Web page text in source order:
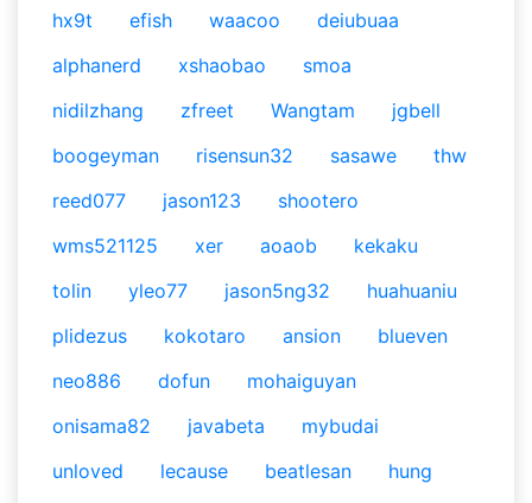
hx9t
efish waacoo
deiubuaa
alphanerd
xshaobao
smoa
nidilzhang
zfreet Wangtam
jgbell
boogeyman
risensun32 sasawe
thw
reed077
jason123
shootero
wms521125
xer aoaob
kekaku
tolin
yleo77 jason5ng32
huahuaniu
plidezus
kokotaro ansion
blueven
neo886
dofun
mohaiguyan
onisama82
javabeta
mybudai
unloved
lecause beatlesan
hung